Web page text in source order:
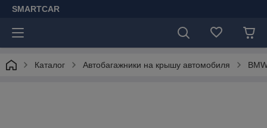
SMARTCAR
Каталог Автобагажники на крышу автомобиля